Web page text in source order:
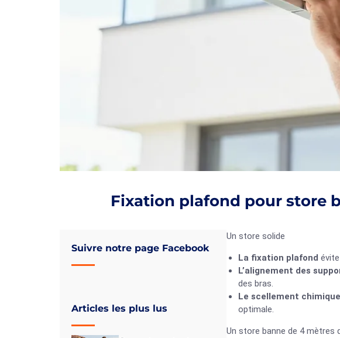
Fixation plafond pour store
Suivre notre page Facebook
Articles les plus lus
Un store solide
La fixation plafond
L’alignement des
des bras.
Le scellement chimique
optimale.
Un store banne de 4 mètres